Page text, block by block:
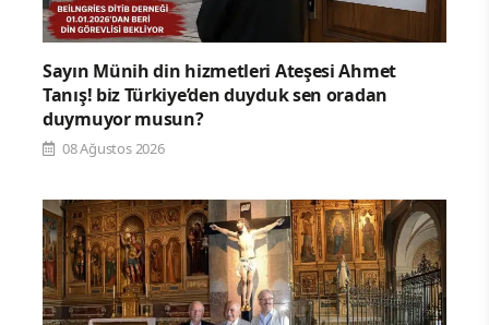
Sayın Münih din hizmetleri Ateşesi Ahmet
Tanış! biz Türkiye’den duyduk sen oradan
duymuyor musun?
08 Ağustos 2026